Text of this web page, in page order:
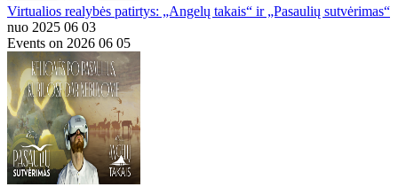
Virtualios realybės patirtys: „Angelų takais“ ir „Pasaulių sutvėrimas“
nuo 2025 06 03
Events on 2026 06 05